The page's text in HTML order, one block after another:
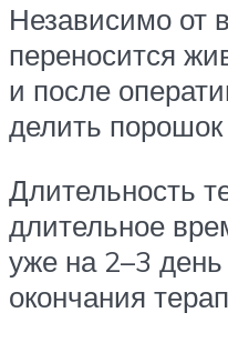
Независимо от
переносится
и после
делить порошок
Длительность
длительное
уже на 2–3
окончания